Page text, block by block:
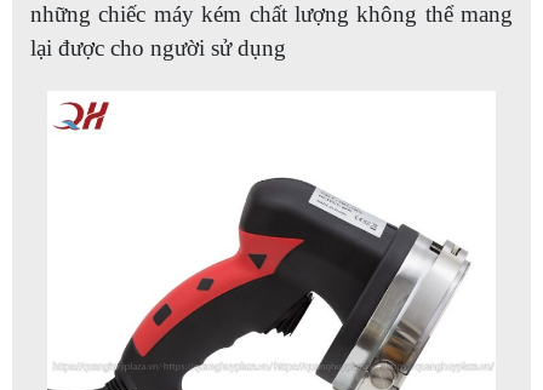
những chiếc máy kém chất lượng không thể mang
lại được cho người sử dụng